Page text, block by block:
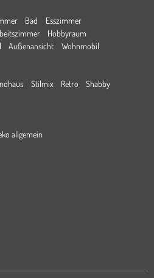
Bad
Esszimmer
Hobbyraum
Außenansicht Wohnmobil
Stilmix Retro
Shabby
allgemein